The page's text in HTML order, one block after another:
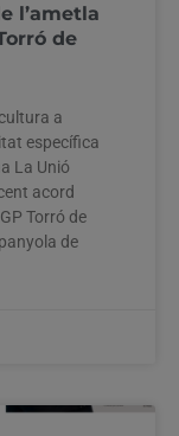
l’ametla
de
a
específica
La Unió
acord
Torró de
de